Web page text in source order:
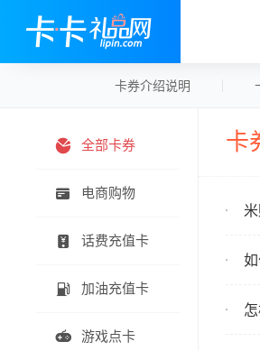
卡券介绍说明
 全部卡券
 电商购物
 话费充值卡
 加油充值卡
 游戏点卡
卡